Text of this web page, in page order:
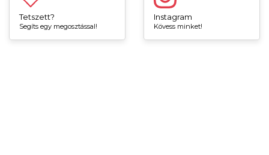
Tetszett?
Segíts egy megosztással!
Instagram
Kövess minket!